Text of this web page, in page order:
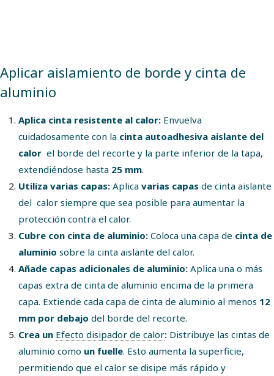
Aplicar aislamiento de borde y cinta de
aluminio
Aplica cinta resistente al calor: Envuelva
cuidadosamente con la cinta autoadhesiva aislante del
calor el borde del recorte y la parte inferior de la tapa,
extendiéndose hasta 25 mm.
Utiliza varias capas: Aplica varias capas de cinta aislante
del calor siempre que sea posible para aumentar la
protección contra el calor.
Cubre con cinta de aluminio: Coloca una capa de cinta de
aluminio sobre la cinta aislante del calor.
Añade capas adicionales de aluminio: Aplica una o más
capas extra de cinta de aluminio encima de la primera
capa. Extiende cada capa de cinta de aluminio al menos 12
mm por debajo del borde del recorte.
Crea un Efecto disipador de calor: Distribuye las cintas de
aluminio como un fuelle. Esto aumenta la superficie,
permitiendo que el calor se disipe más rápido y